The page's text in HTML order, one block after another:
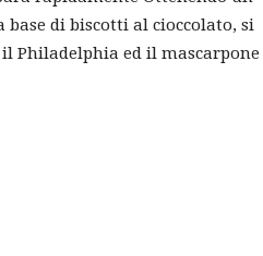
di biscotti al cioccolato, si
Philadelphia ed il mascarpone